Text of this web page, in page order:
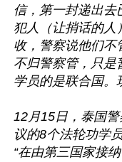
信，第一封递出去
犯人（让捎话的人
收，警察说他们不
不归警察管，只是
学员的是联合国。
12月15日，泰国
议的8个法轮功学
“在由第三国家接